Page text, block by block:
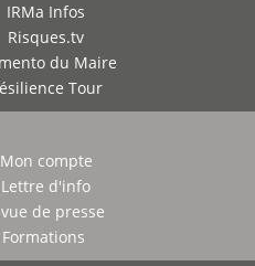
IRMa Infos
Risques.tv
du Maire
Tour
Mon compte
Lettre d'info
de presse
Formations